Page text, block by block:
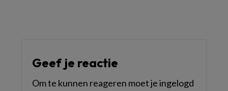
Geef je reactie
Om te kunnen reageren moet je ingelogd